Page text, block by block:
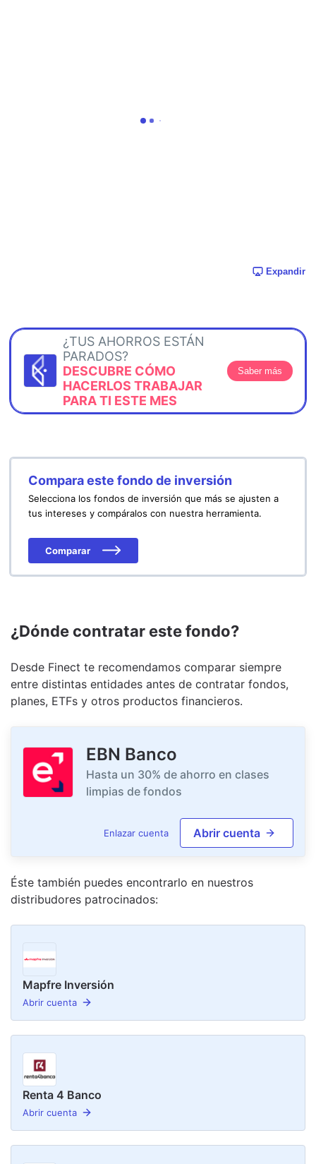
Expandir
¿TUS AHORROS ESTÁN
PARADOS?
DESCUBRE CÓMO
HACERLOS TRABAJAR
PARA TI ESTE MES
Saber más
Compara este fondo de inversión
Selecciona los fondos de inversión que más se ajusten a
tus intereses y compáralos con nuestra herramienta.
Comparar
¿Dónde contratar este fondo?
Desde Finect te recomendamos comparar siempre
entre distintas entidades antes de contratar fondos,
planes, ETFs y otros productos financieros.
EBN Banco
Hasta un 30% de ahorro en clases
limpias de fondos
Enlazar cuenta Abrir cuenta
Éste también puedes encontrarlo en nuestros
distribudores patrocinados:
Mapfre Inversión
Abrir cuenta
Renta 4 Banco
Abrir cuenta